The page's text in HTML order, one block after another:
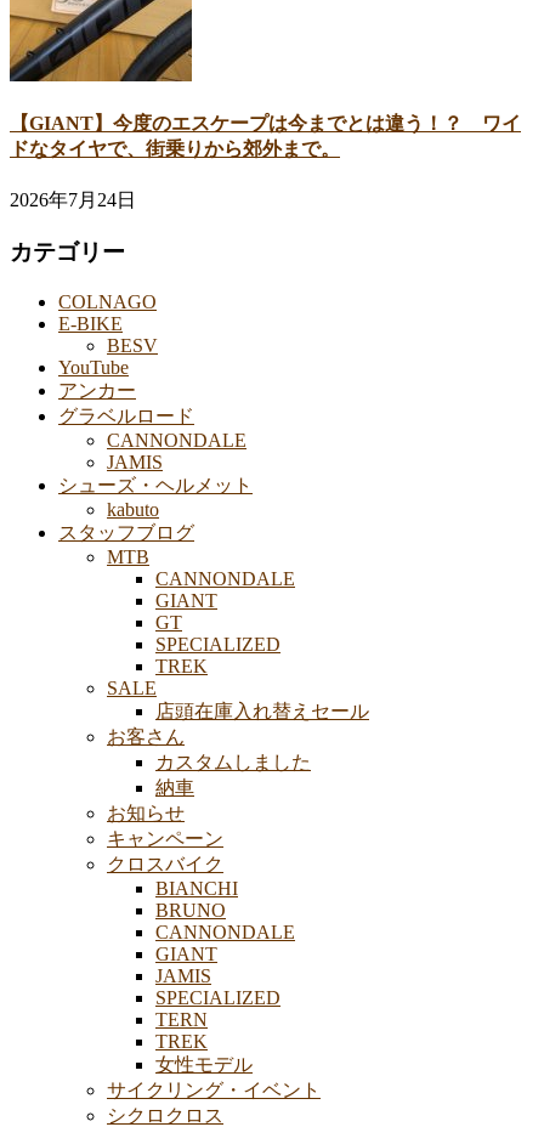
【GIANT】今度のエスケープは今までとは違う！？ ワイ
ドなタイヤで、街乗りから郊外まで。
2026年7月24日
カテゴリー
COLNAGO
E-BIKE
BESV
YouTube
アンカー
グラベルロード
CANNONDALE
JAMIS
シューズ・ヘルメット
kabuto
スタッフブログ
MTB
CANNONDALE
GIANT
GT
SPECIALIZED
TREK
SALE
店頭在庫入れ替えセール
お客さん
カスタムしました
納車
お知らせ
キャンペーン
クロスバイク
BIANCHI
BRUNO
CANNONDALE
GIANT
JAMIS
SPECIALIZED
TERN
TREK
女性モデル
サイクリング・イベント
シクロクロス